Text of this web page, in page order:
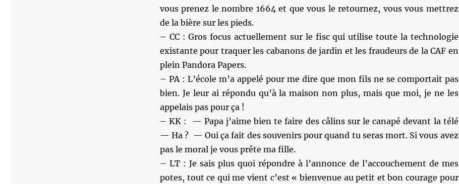
vous prenez le nombre 1664 et que vous le retournez, vous vous mettrez
de la bière sur les pieds.
– CC : Gros focus actuellement sur le fisc qui utilise toute la technologie
existante pour traquer les cabanons de jardin et les fraudeurs de la CAF en
plein Pandora Papers.
– PA : L’école m’a appelé pour me dire que mon fils ne se comportait pas
bien. Je leur ai répondu qu’à la maison non plus, mais que moi, je ne les
appelais pas pour ça !
– KK : — Papa j’aime bien te faire des câlins sur le canapé devant la télé
— Ha ? — Oui ça fait des souvenirs pour quand tu seras mort. Si vous avez
pas le moral je vous prête ma fille.
– LT : Je sais plus quoi répondre à l’annonce de l’accouchement de mes
potes, tout ce qui me vient c’est « bienvenue au petit et bon courage pour